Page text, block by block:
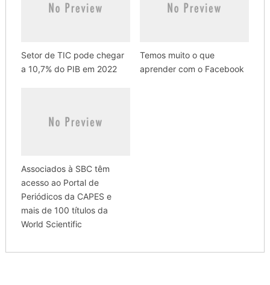
Setor de TIC pode chegar
a 10,7% do PIB em 2022
Temos muito o que
aprender com o Facebook
Associados à SBC têm
acesso ao Portal de
Periódicos da CAPES e
mais de 100 títulos da
World Scientific